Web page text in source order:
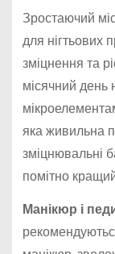
Зростаючий
для
зміцнення та
місячний день
яка живильна
зміцнювальні
помітно
Манікюр і